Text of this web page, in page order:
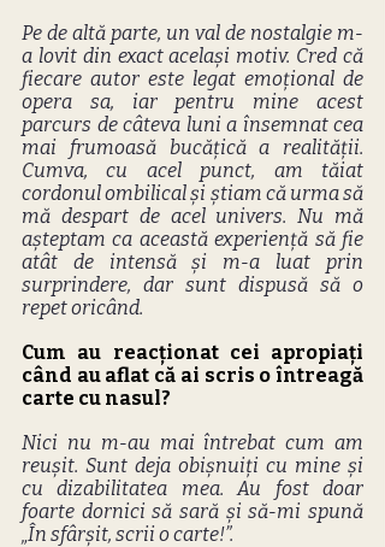
Pe de altă parte, un val de nostalgie m-
a lovit din exact același motiv. Cred că
fiecare autor este legat emoțional de
opera sa, iar pentru mine acest
parcurs de câteva luni a însemnat cea
mai frumoasă bucățică a realității.
Cumva, cu acel punct, am tăiat
cordonul ombilical și știam că urma să
mă despart de acel univers. Nu mă
așteptam ca această experiență să fie
atât de intensă și m-a luat prin
surprindere, dar sunt dispusă să o
repet oricând.
Cum au reacționat cei apropiați
când au aflat că ai scris o întreagă
carte cu nasul?
Nici nu m-au mai întrebat cum am
reușit. Sunt deja obișnuiți cu mine și
cu dizabilitatea mea. Au fost doar
foarte dornici să sară și să-mi spună
„În sfârșit, scrii o carte!”.